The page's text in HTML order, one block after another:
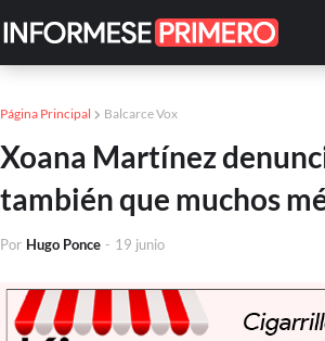
Página Principal Balcarce Vox
Xoana Martínez
también que muchos
Por Hugo Ponce - 19 junio